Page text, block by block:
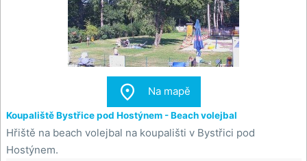
 Na mapě
Koupaliště Bystřice pod Hostýnem - Beach volejbal
Hřiště na beach volejbal na koupališti v Bystřici pod
Hostýnem.